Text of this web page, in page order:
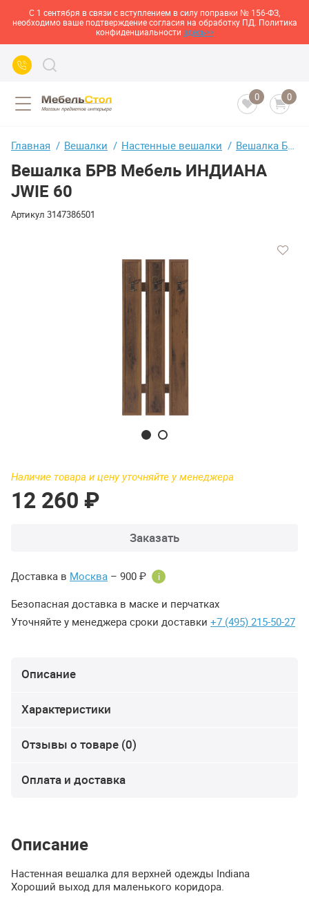
С 1 сентября в связи с вступлением в силу поправки № 156-ФЗ,
необходимо ваше подтверждение согласия на обработку ПД. Политика
конфиденциальности здесь>>
0 0
Главная Вешалки Настенные вешалки Вешалка БРВ Мебель ИНДИАНА JWIE 60
Вешалка БРВ Мебель ИНДИАНА
JWIE 60
Артикул 3147386501
Наличие товара и цену уточняйте у менеджера
12 260 ₽
Заказать
Доставка в Москва – 900 ₽ i
Безопасная доставка в маске и перчатках
Уточняйте у менеджера сроки доставки +7 (495) 215-50-27
Описание
Характеристики
Отзывы о товаре (0)
Оплата и доставка
Описание
Настенная вешалка для верхней одежды Indiana
Хороший выход для маленького коридора.